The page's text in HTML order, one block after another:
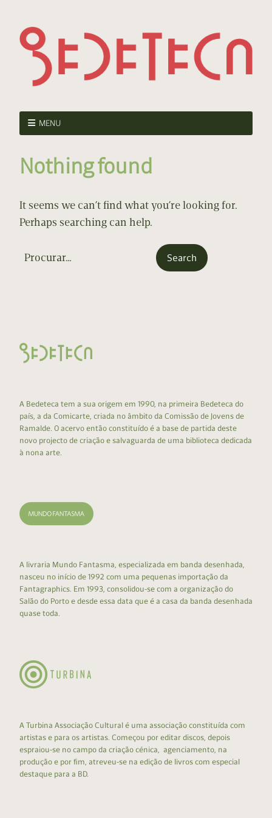
MENU
Nothing found
It seems we can’t find what you’re looking for.
Perhaps searching can help.
A Bedeteca tem a sua origem em 1990, na primeira Bedeteca do
país, a da Comicarte, criada no âmbito da Comissão de Jovens de
Ramalde. O acervo então constituído é a base de partida deste
novo projecto de criação e salvaguarda de uma biblioteca dedicada
à nona arte.
A livraria Mundo Fantasma, especializada em banda desenhada,
nasceu no início de 1992 com uma pequenas importação da
Fantagraphics. Em 1993, consolidou-se com a organização do
Salão do Porto e desde essa data que é a casa da banda desenhada
quase toda.
A Turbina Associação Cultural é uma associação constituída com
artistas e para os artistas. Começou por editar discos, depois
espraiou-se no campo da criação cénica, agenciamento, na
produção e por fim, atreveu-se na edição de livros com especial
destaque para a BD.